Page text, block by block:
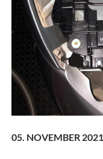
05. NOVEMBER 2021